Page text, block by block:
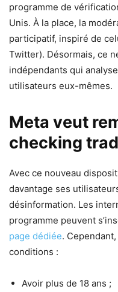
programme de
Unis. À la place, la
participatif, inspiré de
Twitter). Désormais, ce
indépendants qui
utilisateurs eux-mêmes.
Meta veut
checking
Avec ce nouveau
davantage ses
désinformation. Les
programme peuvent
page dédiée.
conditions :
Avoir plus de 18 ans ;